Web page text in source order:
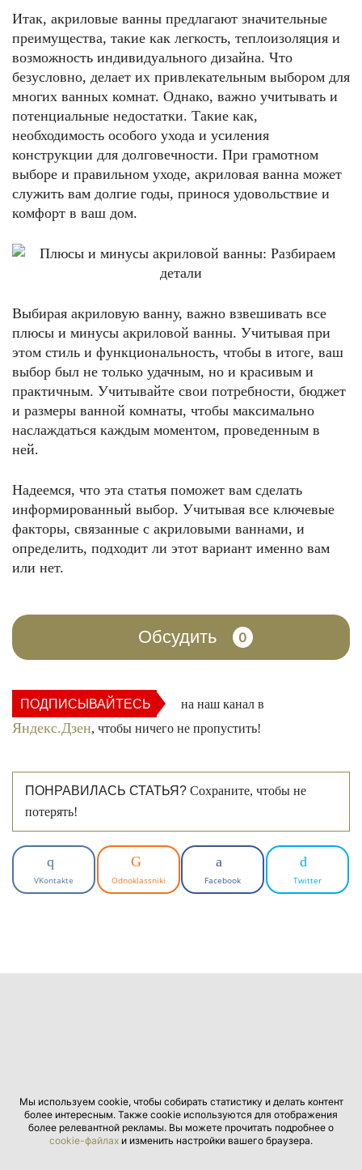
Итак, акриловые ванны предлагают значительные
преимущества, такие как легкость, теплоизоляция и
возможность индивидуального дизайна. Что
безусловно, делает их привлекательным выбором для
многих ванных комнат. Однако, важно учитывать и
потенциальные недостатки. Такие как,
необходимость особого ухода и усиления
конструкции для долговечности. При грамотном
выборе и правильном уходе, акриловая ванна может
служить вам долгие годы, принося удовольствие и
комфорт в ваш дом.
Выбирая акриловую ванну, важно взвешивать все
плюсы и минусы акриловой ванны. Учитывая при
этом стиль и функциональность, чтобы в итоге, ваш
выбор был не только удачным, но и красивым и
практичным. Учитывайте свои потребности, бюджет
и размеры ванной комнаты, чтобы максимально
наслаждаться каждым моментом, проведенным в
ней.
Надеемся, что эта статья поможет вам сделать
информированный выбор. Учитывая все ключевые
факторы, связанные с акриловыми ваннами, и
определить, подходит ли этот вариант именно вам
или нет.
Обсудить 0
ПОДПИСЫВАЙТЕСЬ на наш канал в
Яндекс.Дзен, чтобы ничего не пропустить!
ПОНРАВИЛАСЬ СТАТЬЯ? Сохраните, чтобы не
потерять!
VKontakte Odnoklassniki Facebook Twitter
Мы используем cookie, чтобы собирать статистику и делать контент
более интересным. Также cookie используются для отображения
более релевантной рекламы. Вы можете прочитать подробнее о
cookie-файлах и изменить настройки вашего браузера.